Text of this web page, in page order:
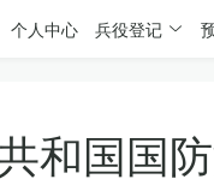
个人中心 兵役登记
和国国